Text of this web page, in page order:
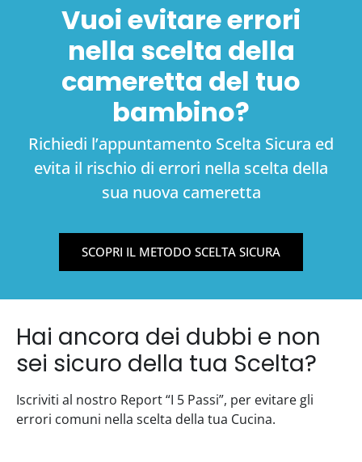
Vuoi evitare errori
nella scelta della
cameretta del tuo
bambino?
Richiedi l’appuntamento Scelta Sicura ed
evita il rischio di errori nella scelta della
sua nuova cameretta
SCOPRI IL METODO SCELTA SICURA
Hai ancora dei dubbi e non
sei sicuro della tua Scelta?
Iscriviti al nostro Report “I 5 Passi”, per evitare gli
errori comuni nella scelta della tua Cucina.